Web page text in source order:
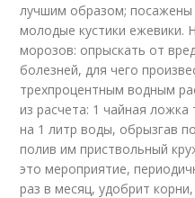
лучшим образом;
молодые кустики ежевики.
морозов: опрыскать от
болезней, для чего
трехпроцентным водным
из расчета: 1 чайная
на 1 литр воды, обрызгав
полив им приствольный
это мероприятие,
раз в месяц, удобрит